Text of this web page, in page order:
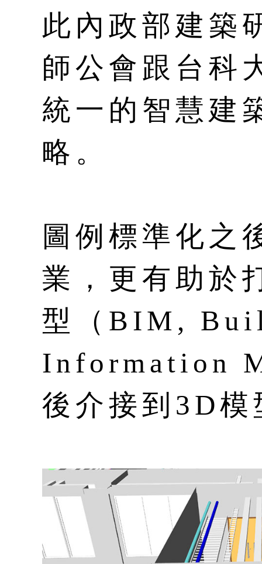
此內政部建築
師公會跟台科
統一的智慧建
略。
圖例標準化之
業，更有助於
型（BIM,
Information
後介接到3D模